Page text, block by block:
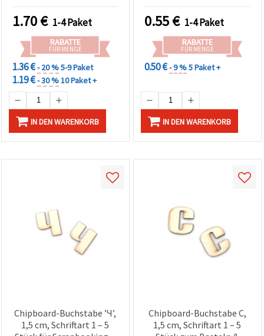
1.70€ 1-4 Paket
RABATTE
FÜR MENGE
1.36 €- 20 %5-9 Paket
1.19 €- 30 %10 Paket +
IN DEN WARENKORB
0.55€ 1-4 Paket
RABATTE
FÜR MENGE
0.50 €- 9 %5 Paket +
IN DEN WARENKORB
Chipboard-Buchstabe ’Ч’,
1,5 cm, Schriftart 1 – 5
Chipboard-Buchstabe C,
1,5 cm, Schriftart 1 – 5